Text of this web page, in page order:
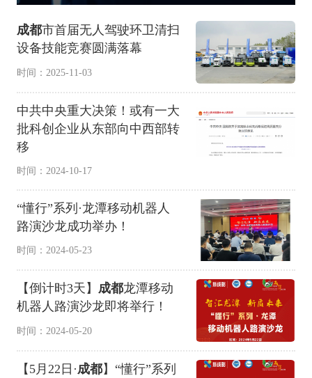
成都市首届无人驾驶环卫清扫
设备技能竞赛圆满落幕
时间：2025-11-03
中共中央重大决策！或有一大
批科创企业从东部向中西部转
移
时间：2024-10-17
“懂行”系列·龙潭移动机器人
路演沙龙成功举办！
时间：2024-05-23
【倒计时3天】 成都龙潭移动
机器人路演沙龙即将举行！
时间：2024-05-20
【5月22日·成都】“懂行”系列